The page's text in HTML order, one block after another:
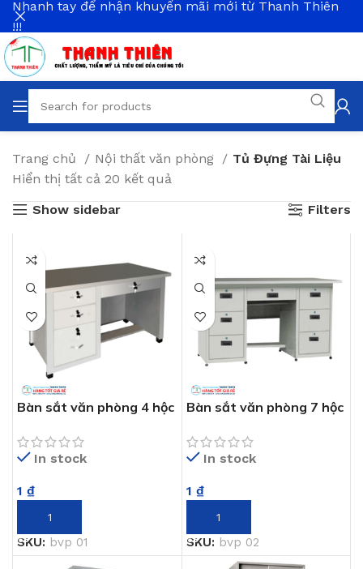
Trang chủ Nội thất văn phòng
Tủ Đựng Tài Liệu
Hiển thị tất cả 20 kết quả
Show sidebar
Filters
Bàn sắt văn phòng 4 hộc
In stock
1 ₫
THÊM VÀO GIỎ HÀNG
SKU: bvp 01
Bàn sắt văn phòng 7 hộc
In stock
1 ₫
THÊM VÀO GIỎ HÀNG
SKU: bvp 02
Nhanh tay để nhận khuyến mãi mới từ Thanh Thiên
!!!